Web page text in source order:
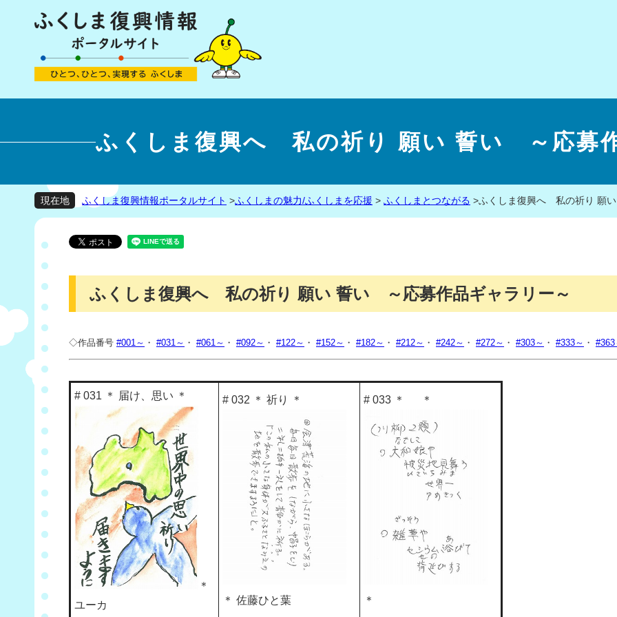
ふくしま復興へ 私の祈り 願い 誓い ～応募
現在地 ふくしま復興情報ポータルサイト >ふくしまの魅力/ふくしまを応援 > ふくしまとつながる >ふくしま復興へ 私の祈り 願
ふくしま復興へ 私の祈り 願い 誓い ～応募作品ギャラリー～
◇作品番号 #001～ ・ #031～ ・ #061～ ・ #092～ ・ #122～ ・ #152～ ・ #182～ ・ #212～ ・ #242～ ・ #272～ ・ #303～ ・ #333～ ・ #363
# 031 ＊ 届け、思い ＊
＊
ユーカ
# 032 ＊ 祈り ＊
＊ 佐藤ひと葉
# 033 ＊ ＊
＊